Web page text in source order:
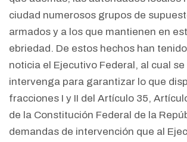
ciudad numerosos grupos de
armados y a los que mantienen en
ebriedad. De estos hechos han
noticia el Ejecutivo Federal, al cual
intervenga para garantizar lo que
fracciones I y II del Artículo 35,
de la Constitución Federal de la
demandas de intervención que al